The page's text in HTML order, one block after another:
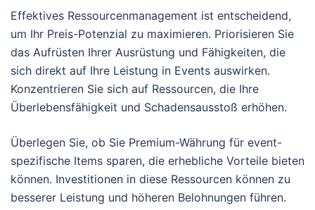
Effektives Ressourcenmanagement ist entscheidend,
um Ihr Preis-Potenzial zu maximieren. Priorisieren Sie
das Aufrüsten Ihrer Ausrüstung und Fähigkeiten, die
sich direkt auf Ihre Leistung in Events auswirken.
Konzentrieren Sie sich auf Ressourcen, die Ihre
Überlebensfähigkeit und Schadensausstoß erhöhen.
Überlegen Sie, ob Sie Premium-Währung für event-
spezifische Items sparen, die erhebliche Vorteile bieten
können. Investitionen in diese Ressourcen können zu
besserer Leistung und höheren Belohnungen führen.